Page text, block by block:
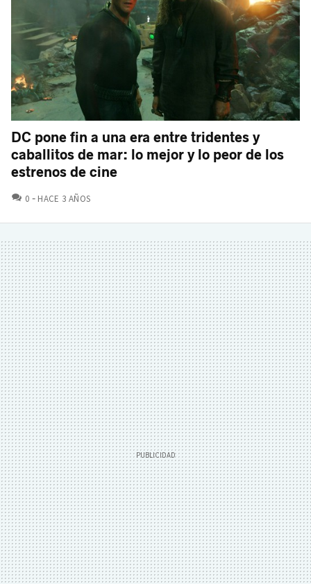
DC pone fin a una era entre tridentes y
caballitos de mar: lo mejor y lo peor de los
estrenos de cine
0 COMENTARIOS
HACE 3 AÑOS